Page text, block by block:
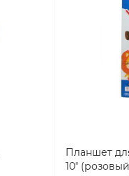
Планшет
10ʼʼ